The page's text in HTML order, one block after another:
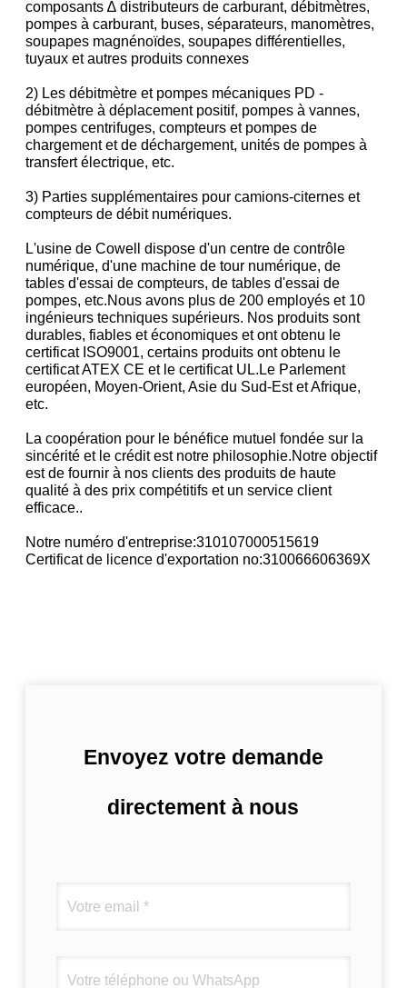
composants ∆ distributeurs de carburant, débitmètres,
pompes à carburant, buses, séparateurs, manomètres,
soupapes magnénoïdes, soupapes différentielles,
tuyaux et autres produits connexes
2) Les débitmètre et pompes mécaniques PD -
débitmètre à déplacement positif, pompes à vannes,
pompes centrifuges, compteurs et pompes de
chargement et de déchargement, unités de pompes à
transfert électrique, etc.
3) Parties supplémentaires pour camions-citernes et
compteurs de débit numériques.
L'usine de Cowell dispose d'un centre de contrôle
numérique, d'une machine de tour numérique, de
tables d'essai de compteurs, de tables d'essai de
pompes, etc.Nous avons plus de 200 employés et 10
ingénieurs techniques supérieurs. Nos produits sont
durables, fiables et économiques et ont obtenu le
certificat ISO9001, certains produits ont obtenu le
certificat ATEX CE et le certificat UL.Le Parlement
européen, Moyen-Orient, Asie du Sud-Est et Afrique,
etc.
La coopération pour le bénéfice mutuel fondée sur la
sincérité et le crédit est notre philosophie.Notre objectif
est de fournir à nos clients des produits de haute
qualité à des prix compétitifs et un service client
efficace..
Notre numéro d'entreprise:310107000515619
Certificat de licence d'exportation no:310066606369X
Envoyez votre demande
directement à nous